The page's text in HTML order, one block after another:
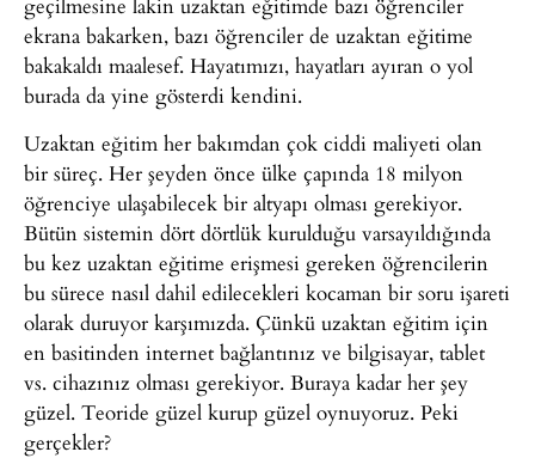
ekrana bakarken, bazı öğrenciler de uzaktan eğitime
bakakaldı maalesef. Hayatımızı, hayatları ayıran o yol
burada da yine gösterdi kendini.
Uzaktan eğitim her bakımdan çok ciddi maliyeti olan
bir süreç. Her şeyden önce ülke çapında 18 milyon
öğrenciye ulaşabilecek bir altyapı olması gerekiyor.
Bütün sistemin dört dörtlük kurulduğu varsayıldığında
bu kez uzaktan eğitime erişmesi gereken öğrencilerin
bu sürece nasıl dahil edilecekleri kocaman bir soru işareti
olarak duruyor karşımızda. Çünkü uzaktan eğitim için
en basitinden internet bağlantınız ve bilgisayar, tablet
vs. cihazınız olması gerekiyor. Buraya kadar her şey
güzel. Teoride güzel kurup güzel oynuyoruz. Peki
gerçekler?